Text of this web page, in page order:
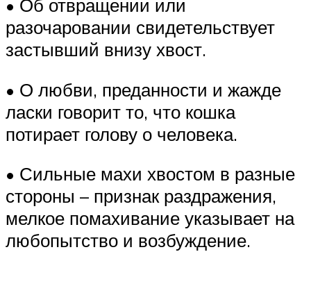
• Об отвращении или
разочаровании свидетельствует
застывший внизу хвост.
• О любви, преданности и жажде
ласки говорит то, что кошка
потирает голову о человека.
• Сильные махи хвостом в разные
стороны – признак раздражения,
мелкое помахивание указывает на
любопытство и возбуждение.